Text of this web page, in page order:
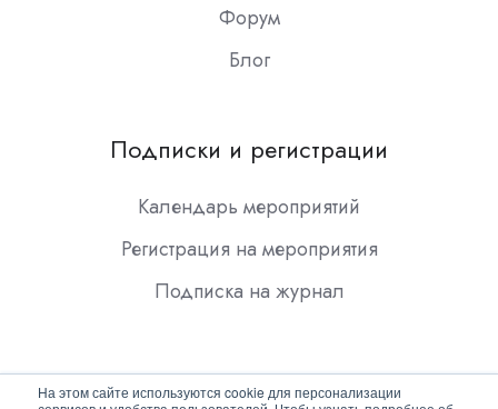
На этом сайте используются cookie для персонализации
Форум
Блог
Подписки и регистрации
Календарь мероприятий
Регистрация на мероприятия
Подписка на журнал